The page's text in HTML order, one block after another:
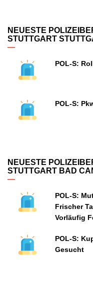
NEUESTE
STUTTGART
POL-S:
POL-S:
NEUESTE
STUTTGART BAD
POL-S:
Frischer
Vorläufig
POL-S:
Gesucht